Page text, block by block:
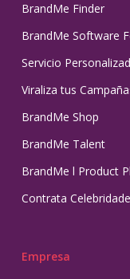
BrandMe Finder
BrandMe Software
Servicio
Viraliza tus
BrandMe Shop
BrandMe Talent
BrandMe l Product
Contrata
Empresa